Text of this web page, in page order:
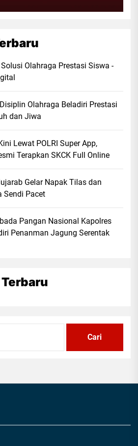
Olahraga Prestasi Siswa -
Olahraga Beladiri Prestasi
dan Jiwa
Lewat POLRI Super App,
Terapkan SKCK Full Online
Gelar Napak Tilas dan
Sendi Pacet
Pangan Nasional Kapolres
Penanman Jagung Serentak